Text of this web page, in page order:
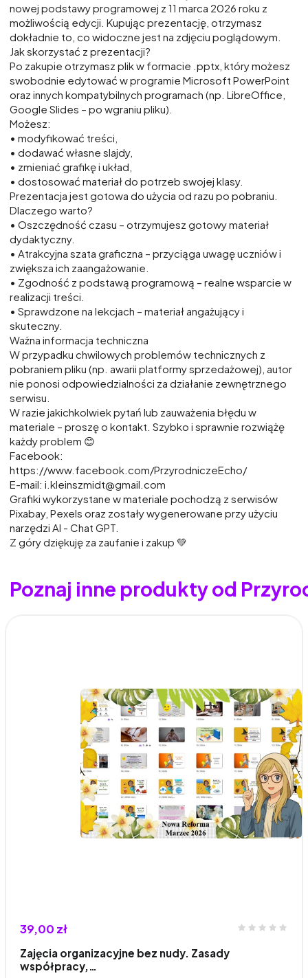
nowej podstawy programowej z 11 marca 2026 roku z
możliwością edycji. Kupując prezentację, otrzymasz
dokładnie to, co widoczne jest na zdjęciu poglądowym.
Jak skorzystać z prezentacji?
Po zakupie otrzymasz plik w formacie .pptx, który możesz
swobodnie edytować w programie Microsoft PowerPoint
oraz innych kompatybilnych programach (np. LibreOffice,
Google Slides – po wgraniu pliku).
Możesz:
• modyfikować treści,
• dodawać własne slajdy,
• zmieniać grafikę i układ,
• dostosować materiał do potrzeb swojej klasy.
Prezentacja jest gotowa do użycia od razu po pobraniu.
Dlaczego warto?
• Oszczędność czasu – otrzymujesz gotowy materiał
dydaktyczny.
• Atrakcyjna szata graficzna – przyciąga uwagę uczniów i
zwiększa ich zaangażowanie.
• Zgodność z podstawą programową – realne wsparcie w
realizacji treści.
• Sprawdzone na lekcjach – materiał angażujący i
skuteczny.
Ważna informacja techniczna
W przypadku chwilowych problemów technicznych z
pobraniem pliku (np. awarii platformy sprzedażowej), autor
nie ponosi odpowiedzialności za działanie zewnętrznego
serwisu.
W razie jakichkolwiek pytań lub zauważenia błędu w
materiale – proszę o kontakt. Szybko i sprawnie rozwiążę
każdy problem 😊
Facebook:
https://www.facebook.com/PrzyrodniczeEcho/
E-mail: i.kleinszmidt@gmail.com
Grafiki wykorzystane w materiale pochodzą z serwisów
Pixabay, Pexels oraz zostały wygenerowane przy użyciu
narzędzi AI - Chat GPT.
Z góry dziękuję za zaufanie i zakup 💚
Poznaj inne produkty od
39,00 zł
Zajęcia organizacyjne bez nudy. Zasady
współpracy,…